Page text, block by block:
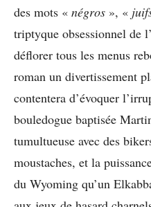
des mots « négros », «
triptyque obsessionnel de
déflorer tous les menus
roman un divertissement
contentera d’évoquer
bouledogue baptisée
tumultueuse avec des
moustaches, et la
du Wyoming qu’un